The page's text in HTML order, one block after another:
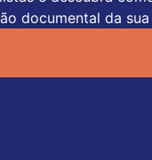
documental da